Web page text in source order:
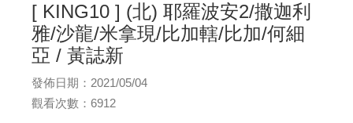
[ KING10 ] (北) 耶羅波安2/撒迦利
雅/沙龍/米拿現/比加轄/比加/何細
亞 / 黃誌新
發佈日期：2021/05/04
觀看次數：6912